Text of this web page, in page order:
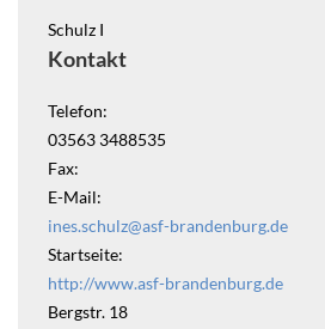
Schulz I
Kontakt
Telefon:
03563 3488535
Fax:
E-Mail:
ines.schulz@asf-brandenburg.de
Startseite:
http://www.asf-brandenburg.de
Bergstr. 18